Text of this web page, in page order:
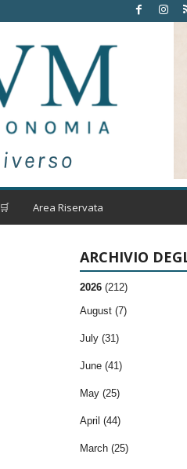
🛒 Area Riservata
ARCHIVIO
2026 (212)
August (7)
July (31)
June (41)
May (25)
April (44)
March (25)